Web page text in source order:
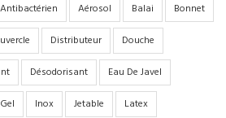
Antibactérien Aérosol Balai
Bonnet
Distributeur
Douche
Désodorisant
Eau De Javel
Gel Inox Jetable
Latex